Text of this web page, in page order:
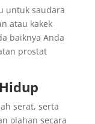
untuk saudara
atau kakek
baiknya Anda
prostat
serat, serta
olahan secara